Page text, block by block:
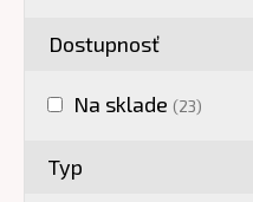
Dostupnosť
Na sklade (23)
Typ